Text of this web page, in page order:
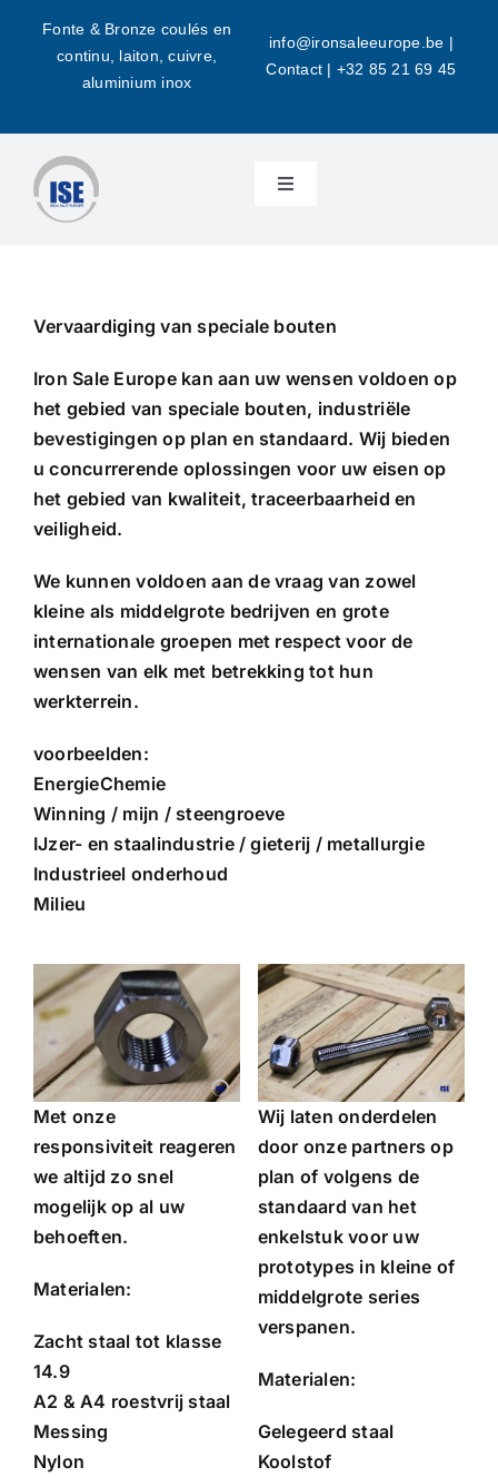
Fonte & Bronze coulés en
continu, laiton, cuivre,
aluminium inox
info@ironsaleeurope.be |
Contact | +32 85 21 69 45
Toggle
Over ons
Brons
Lagers
Staal
Adere produkten
News
Français
Nederlands
Vervaardiging van speciale bouten
Iron Sale Europe kan aan uw wensen voldoen op
het gebied van speciale bouten, industriële
bevestigingen op plan en standaard. Wij bieden
u concurrerende oplossingen voor uw eisen op
het gebied van kwaliteit, traceerbaarheid en
veiligheid.
We kunnen voldoen aan de vraag van zowel
kleine als middelgrote bedrijven en grote
internationale groepen met respect voor de
wensen van elk met betrekking tot hun
werkterrein.
voorbeelden:
EnergieChemie
Winning / mijn / steengroeve
IJzer- en staalindustrie / gieterij / metallurgie
Industrieel onderhoud
Milieu
Met onze
responsiviteit reageren
we altijd zo snel
mogelijk op al uw
behoeften.
Materialen:
Zacht staal tot klasse
14.9
A2 & A4 roestvrij staal
Messing
Nylon
Wij laten onderdelen
door onze partners op
plan of volgens de
standaard van het
enkelstuk voor uw
prototypes in kleine of
middelgrote series
verspanen.
Materialen:
Gelegeerd staal
Koolstof